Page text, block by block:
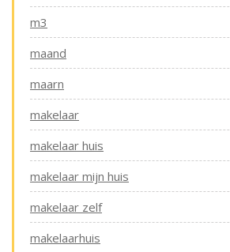
m3
maand
maarn
makelaar
makelaar huis
makelaar mijn huis
makelaar zelf
makelaarhuis